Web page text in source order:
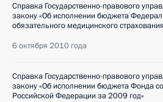
Справка Государственно-правового
закону «Об исполнении бюджета
обязательного медицинского
6 октября 2010 года
Справка Государственно-правового
закону «Об исполнении бюджета Фонда
Российской Федерации за 2009 год»